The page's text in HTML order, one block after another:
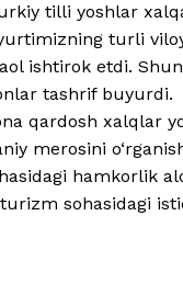
tilli yoshlar
turli
ishtirok etdi.
tashrif buyurdi.
qardosh xalqlar
merosini
hamkorlik
sohasidagi